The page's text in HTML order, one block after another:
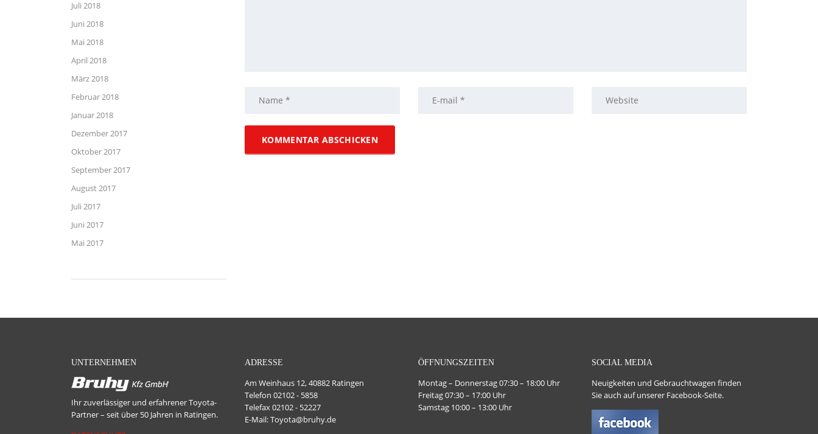
Juli 2018
Juni 2018
Mai 2018
April 2018
März 2018
Februar 2018
Januar 2018
Dezember 2017
Oktober 2017
September 2017
August 2017
Juli 2017
Juni 2017
Mai 2017
UNTERNEHMEN
Ihr zuverlässiger und erfahrener Toyota-
Partner – seit über 50 Jahren in Ratingen.
ADRESSE
Am Weinhaus 12, 40882 Ratingen
Telefon 02102 - 5858
Telefax 02102 - 52227
E-Mail: Toyota@bruhy.de
ÖFFNUNGSZEITEN
Montag – Donnerstag 07:30 – 18:00 Uhr
Freitag 07:30 – 17:00 Uhr
Samstag 10:00 – 13:00 Uhr
SOCIAL MEDIA
Neuigkeiten und Gebrauchtwagen finden
Sie auch auf unserer Facebook-Seite.